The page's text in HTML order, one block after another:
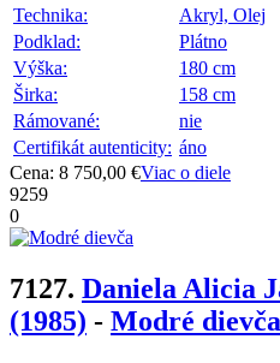
Technika:
Akryl, Olej
Podklad:
Plátno
Výška:
180 cm
Širka:
158 cm
Rámované:
nie
Certifikát autenticity: áno
Cena: 8 750,00 €Viac o diele
9259
0
7127. Daniela Alicia
(1985) - Modré dievča